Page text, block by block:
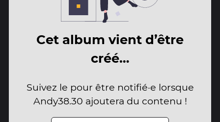
Cet album vient d’être
créé…
Suivez le pour être notifié·e lorsque
Andy38.30 ajoutera du contenu !